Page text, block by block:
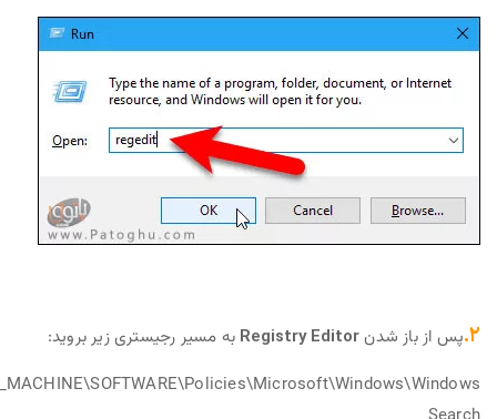
شدنRegistry Editorبه مسیر رجیستری زیر بروید: